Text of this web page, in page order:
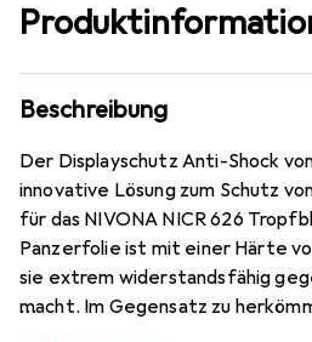
Beschreibung
Der Displayschutz Anti-Shock
innovative Lösung zum Schutz
für das NIVONA NICR 626
Panzerfolie ist mit einer Härte
sie extrem widerstandsfähig
macht. Im Gegensatz zu